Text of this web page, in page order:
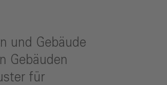
und Gebäude
Gebäuden
für